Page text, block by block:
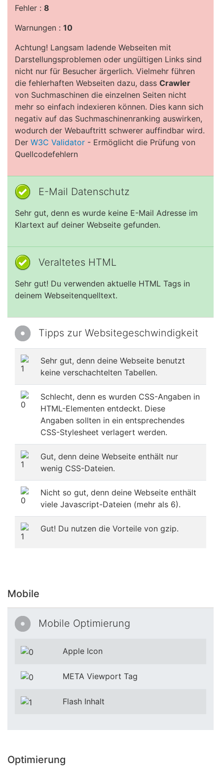
Fehler : 8
Warnungen : 10
Achtung! Langsam ladende Webseiten mit
Darstellungsproblemen oder ungültigen Links sind
nicht nur für Besucher ärgerlich. Vielmehr führen
die fehlerhaften Webseiten dazu, dass Crawler
von Suchmaschinen die einzelnen Seiten nicht
mehr so einfach indexieren können. Dies kann sich
negativ auf das Suchmaschinenranking auswirken,
wodurch der Webauftritt schwerer auffindbar wird.
Der W3C Validator - Ermöglicht die Prüfung von
Quellcodefehlern
E-Mail Datenschutz
Sehr gut, denn es wurde keine E-Mail Adresse im
Klartext auf deiner Webseite gefunden.
Veraltetes HTML
Sehr gut! Du verwenden aktuelle HTML Tags in
deinem Webseitenquelltext.
Tipps zur Websitegeschwindigkeit
Sehr gut, denn deine Webseite benutzt
keine verschachtelten Tabellen.
Schlecht, denn es wurden CSS-Angaben in
HTML-Elementen entdeckt. Diese
Angaben sollten in ein entsprechendes
CSS-Stylesheet verlagert werden.
Gut, denn deine Webseite enthält nur
wenig CSS-Dateien.
Nicht so gut, denn deine Webseite enthält
viele Javascript-Dateien (mehr als 6).
Gut! Du nutzen die Vorteile von gzip.
Mobile
Mobile Optimierung
Apple Icon
META Viewport Tag
Flash Inhalt
Optimierung